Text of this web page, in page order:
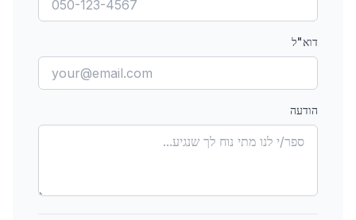
דוא"ל
הודעה